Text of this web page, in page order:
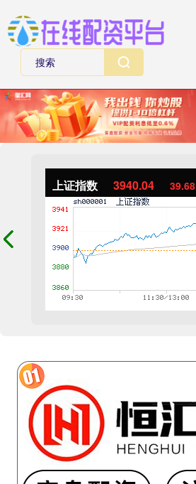
上证指数 3940.04 39.68